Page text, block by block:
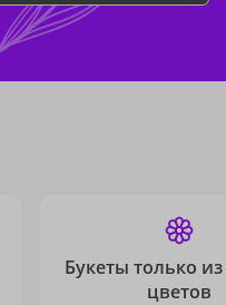
Букеты только
цветов